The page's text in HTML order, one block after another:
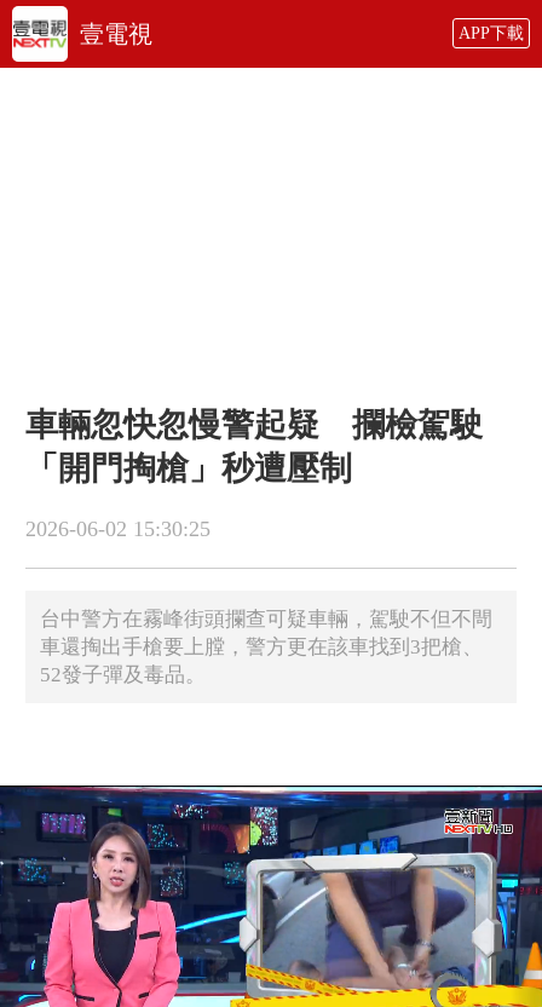
壹電視 APP下載
車輛忽快忽慢警起疑 攔檢駕駛
「開門掏槍」秒遭壓制
2026-06-02 15:30:25
台中警方在霧峰街頭攔查可疑車輛，駕駛不但不閜
車還掏出手槍要上膛，警方更在該車找到3把槍、
52發子彈及毒品。